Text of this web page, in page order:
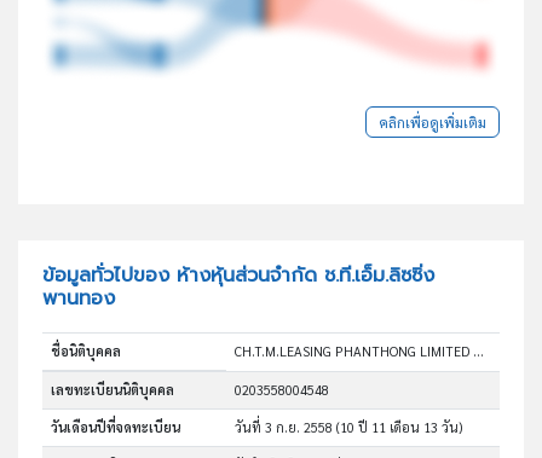
คลิกเพื่อดูเพิ่มเติม
ข้อมูลทั่วไปของ ห้างหุ้นส่วนจำกัด ช.ที.เอ็ม.ลิซซิ่ง
พานทอง
ชื่อนิติบุคคล CH.T.M.LEASING PHANTHONG LIMITED PARTNERSHIP
เลขทะเบียนนิติบุคคล 0203558004548
วันเดือนปีที่จดทะเบียน วันที่ 3 ก.ย. 2558(10 ปี 11 เดือน 13 วัน)